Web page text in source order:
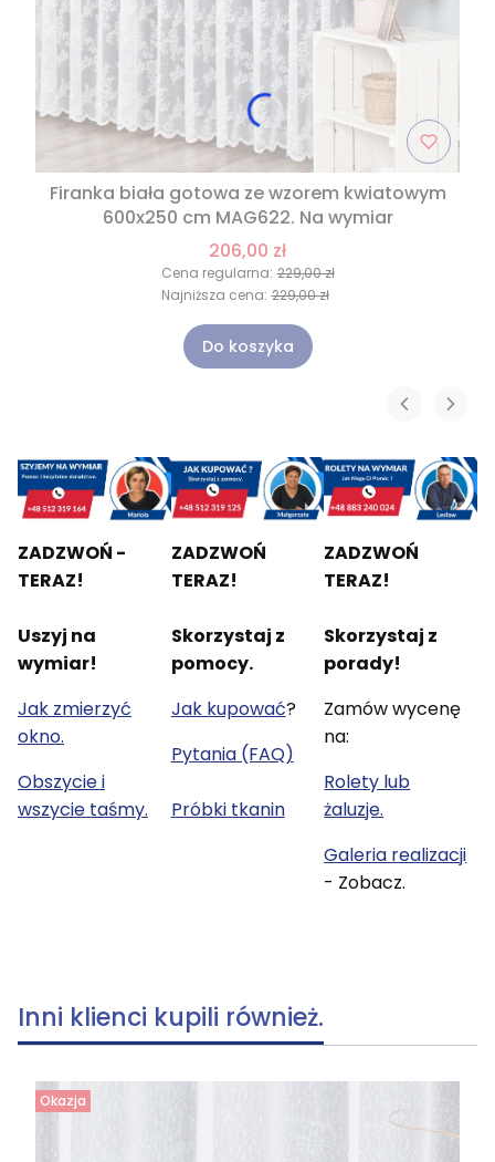
Firanka biała gotowa ze wzorem kwiatowym
600x250 cm MAG622. Na wymiar
206,00 zł
Cena regularna: 229,00 zł
Najniższa cena: 229,00 zł
Do koszyka
ZADZWOŃ -
TERAZ!
Uszyj na
wymiar!
Jak zmierzyć
okno.
Obszycie i
wszycie taśmy.
ZADZWOŃ
TERAZ!
Skorzystaj z
pomocy.
Jak kupować?
Pytania (FAQ)
Próbki tkanin
ZADZWOŃ
TERAZ!
Skorzystaj z
porady!
Zamów wycenę
na:
Rolety lub
żaluzje.
Galeria realizacji
- Zobacz.
Inni klienci kupili również.
Okazja